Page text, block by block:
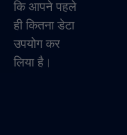
कि आपने पहले
ही कितना डेटा
उपयोग कर
लिया है।